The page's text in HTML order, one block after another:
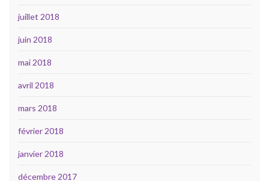
juillet 2018
juin 2018
mai 2018
avril 2018
mars 2018
février 2018
janvier 2018
décembre 2017